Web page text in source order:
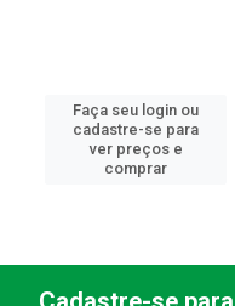
Faça seu login ou
cadastre-se para
ver preços e
comprar